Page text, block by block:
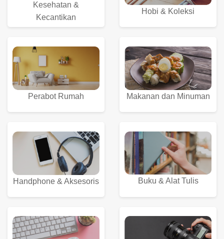
Kesehatan &
Kecantikan
Hobi & Koleksi
Perabot Rumah Makanan dan Minuman
Handphone & Aksesoris Buku & Alat Tulis